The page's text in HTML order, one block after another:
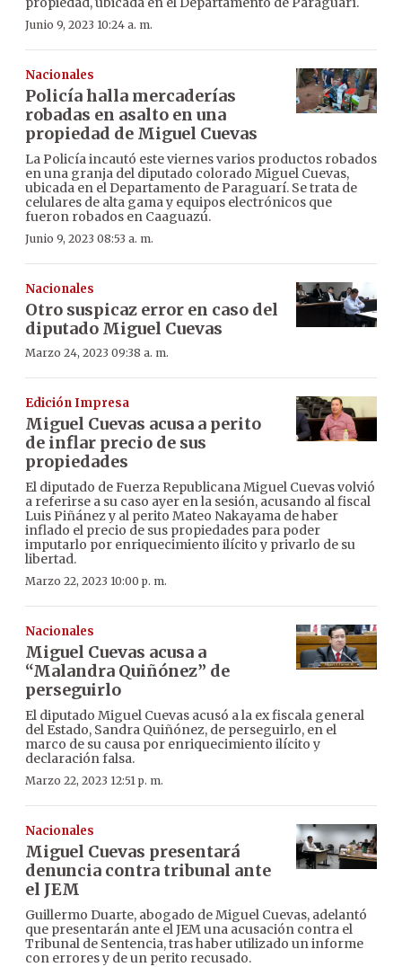
Junio 9, 2023 10:24 a. m.
Nacionales
Policía halla mercaderías
robadas en asalto en una
propiedad de Miguel Cuevas
La Policía incautó este viernes varios productos robados
en una granja del diputado colorado Miguel Cuevas,
ubicada en el Departamento de Paraguarí. Se trata de
celulares de alta gama y equipos electrónicos que
fueron robados en Caaguazú.
Junio 9, 2023 08:53 a. m.
Nacionales
Otro suspicaz error en caso del
diputado Miguel Cuevas
Marzo 24, 2023 09:38 a. m.
Edición Impresa
Miguel Cuevas acusa a perito
de inflar precio de sus
propiedades
El diputado de Fuerza Republicana Miguel Cuevas volvió
a referirse a su caso ayer en la sesión, acusando al fiscal
Luis Piñánez y al perito Mateo Nakayama de haber
inflado el precio de sus propiedades para poder
imputarlo por enriquecimiento ilícito y privarlo de su
libertad.
Marzo 22, 2023 10:00 p. m.
Nacionales
Miguel Cuevas acusa a
“Malandra Quiñónez” de
perseguirlo
El diputado Miguel Cuevas acusó a la ex fiscala general
del Estado, Sandra Quiñónez, de perseguirlo, en el
marco de su causa por enriquecimiento ilícito y
declaración falsa.
Marzo 22, 2023 12:51 p. m.
Nacionales
Miguel Cuevas presentará
denuncia contra tribunal ante
el JEM
Guillermo Duarte, abogado de Miguel Cuevas, adelantó
que presentarán ante el JEM una acusación contra el
Tribunal de Sentencia, tras haber utilizado un informe
con errores y de un perito recusado.